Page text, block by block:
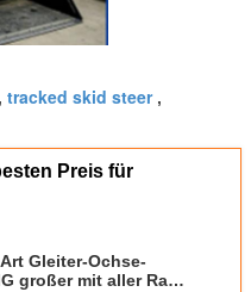
, tracked skid steer,
Preis für
Gleiter-Ochse-
großer mit aller Rad-